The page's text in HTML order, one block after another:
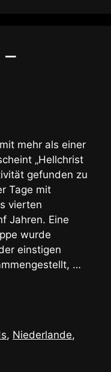
mehr als einer
„Hellchrist
gefunden zu
Tage mit
vierten
Jahren. Eine
wurde
einstigen
…
, Niederlande,